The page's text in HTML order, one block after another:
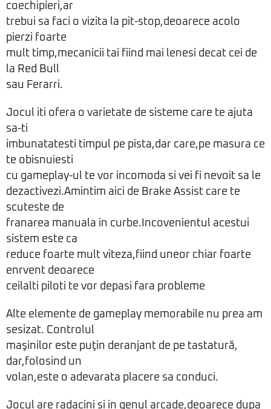
coechipieri,ar
trebui sa faci o vizita la pit-stop,deoarece acolo
pierzi foarte
mult timp,mecanicii tai fiind mai lenesi decat cei de
la Red Bull
sau Ferarri.
Jocul iti ofera o varietate de sisteme care te ajuta
sa-ti
imbunatatesti timpul pe pista,dar care,pe masura ce
te obisnuiesti
cu gameplay-ul te vor incomoda si vei fi nevoit sa le
dezactivezi.Amintim aici de Brake Assist care te
scuteste de
franarea manuala in curbe.Incovenientul acestui
sistem este ca
reduce foarte mult viteza,fiind uneor chiar foarte
enrvent deoarece
ceilalti piloti te vor depasi fara probleme
Alte elemente de gameplay memorabile nu prea am
sesizat. Controlul
maşinilor este puţin deranjant de pe tastatură,
dar,folosind un
volan,este o adevarata placere sa conduci.
Jocul are radacini si in genul arcade,deoarece dupa